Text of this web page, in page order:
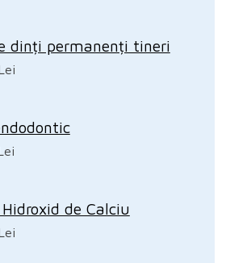
dinți permanenți tineri
de Calciu